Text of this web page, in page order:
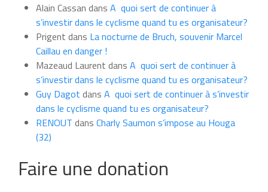
moisAlain Cassan dans A quoi sert de continuer à
s’investir dans le cyclisme quand tu es organisateur?
Prigent dans La nocturne de Bruch, souvenir Marcel
Caillau en danger !
Mazeaud Laurent dans A quoi sert de continuer à
s’investir dans le cyclisme quand tu es organisateur?
Guy Dagot dans A quoi sert de continuer à s’investir
dans le cyclisme quand tu es organisateur?
RENOUT dans Charly Saumon s’impose au Houga
(32)
Faire une donation